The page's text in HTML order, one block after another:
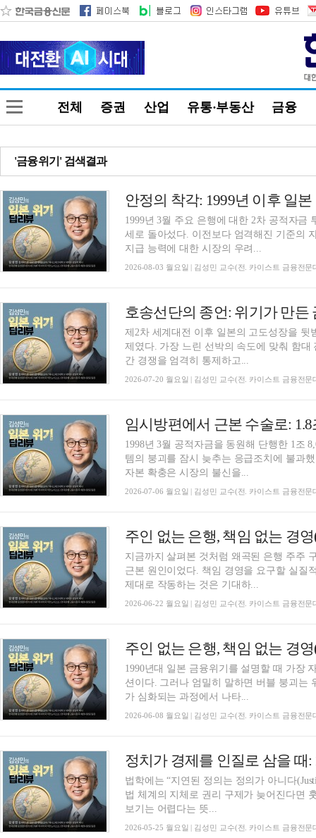
전체 증권 산업 유통·부동산 금융
'금융위기' 검색결과
1999년 3월 주요 은행에 대한 2차 공적자
세로 돌아섰다. 이전보다 엄격해진 기준의
지급 능력에 대한 시장의 우려...
2026-08-03 월요일 | 김성민 교수(전. 카이스트 금융전문
제2차 세계대전 이후 일본의 고도성장을
제였다. 가장 느린 선박의 속도에 맞춰 함
간 경쟁을 엄격히 통제하고...
2026-07-20 월요일 | 김성민 교수(전. 카이스트 금융전문
1998년 3월 공적자금을 동원해 단행한 1조
템의 붕괴를 잠시 늦추는 응급조치에 불과
자본 확충은 시장의 불신을...
2026-07-06 월요일 | 김성민 교수(전. 카이스트 금융전문
지금까지 살펴본 것처럼 왜곡된 은행 주주
근본 원인이었다. 책임 경영을 요구할 실질
제대로 작동하는 것은 기대하...
2026-06-22 월요일 | 김성민 교수(전. 카이스트 금융전문
1990년대 일본 금융위기를 설명할 때 가장
션이다. 그러나 엄밀히 말하면 버블 붕괴는
가 심화되는 과정에서 나타...
2026-06-08 월요일 | 김성민 교수(전. 카이스트 금융전문
법학에는 “지연된 정의는 정의가 아니다
법 체계의 지체로 권리 구제가 늦어진다면
보기는 어렵다는 뜻...
2026-05-25 월요일 | 김성민 교수(전. 카이스트 금융전문